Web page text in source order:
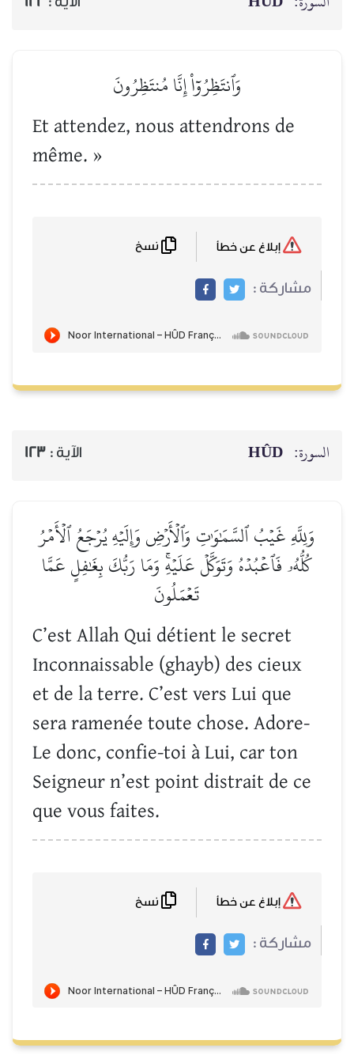
وَٱنتَظِرُوٓاْ إِنَّا مُنتَظِرُونَ
Et attendez, nous attendrons de
même. »
مشاركة :
السورة: HÛD الآية : 123
وَلِلَّهِ غَيۡبُ ٱلسَّمَٰوَٰتِ وَٱلۡأَرۡضِ وَإِلَيۡهِ يُرۡجَعُ ٱلۡأَمۡرُ
كُلُّهُۥ فَٱعۡبُدۡهُ وَتَوَكَّلۡ عَلَيۡهِۚ وَمَا رَبُّكَ بِغَٰفِلٍ عَمَّا
تَعۡمَلُونَ
C’est Allah Qui détient le secret
Inconnaissable (ghayb) des cieux
et de la terre. C’est vers Lui que
sera ramenée toute chose. Adore-
Le donc, confie-toi à Lui, car ton
Seigneur n’est point distrait de ce
que vous faites.
مشاركة :